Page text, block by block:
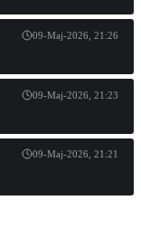
09-Maj-2026, 21:26
09-Maj-2026, 21:23
09-Maj-2026, 21:21